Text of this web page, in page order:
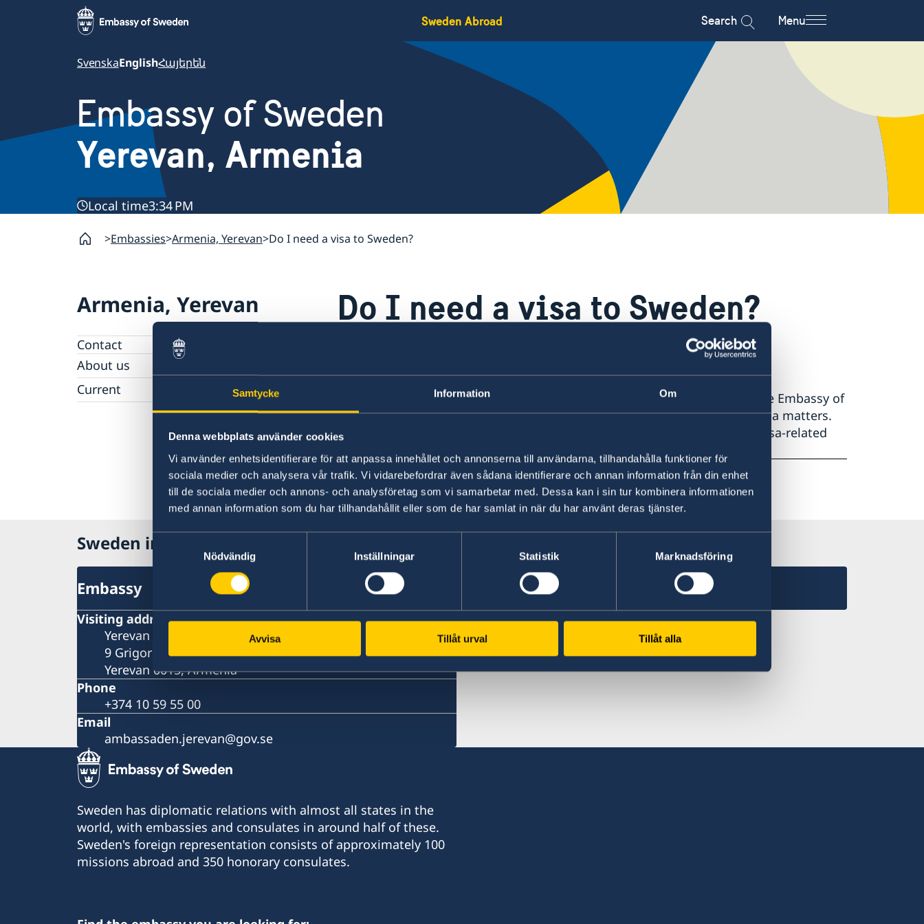
Samtycke Information Om
Denna webbplats använder cookies
Vi använder enhetsidentifierare för att anpassa innehållet och annonserna till användarna, tillhandahålla funktioner för
sociala medier och analysera vår trafik. Vi vidarebefordrar även sådana identifierare och annan information från din enhet
till de sociala medier och annons- och analysföretag som vi samarbetar med. Dessa kan i sin tur kombinera informationen
med annan information som du har tillhandahållit eller som de har samlat in när du har använt deras tjänster.
Samtyckesval
Nödvändig
Inställningar Statistik Marknadsföring
Avvisa Tillåt urval Tillåt alla
Sweden Abroad Search Menu
SvenskaEnglishՀայերեն
Embassy of Sweden
Yerevan, Armenia
Local time3:34 PM
Embassies Armenia, Yerevan Do I need a visa to Sweden?
Armenia, Yerevan
Contact
About us
Ambassador
Current
Do I need a visa to Sweden?
The Embassy of Sweden in Yerevan does not process visa applications. The Embassy of
Germany in Yerevan acts as the representative of Sweden for Schengen visa matters.
Visa applications are collected by TLScontact visa application centre, all visa-related
inquiries should be directed to
Last updated 22 Sep 2022, 2.33 PM
Sweden in Armenia, Yerevan
Embassy
Visiting address
Yerevan Plaza Business Centre
9 Grigor Lusavorich Street
Yerevan 0015, Armenia
Phone
+374 10 59 55 00
Email
ambassaden.jerevan@gov.se
Swedish consulates
Sweden has diplomatic relations with almost all states in the
world, with embassies and consulates in around half of these.
Sweden's foreign representation consists of approximately 100
missions abroad and 350 honorary consulates.